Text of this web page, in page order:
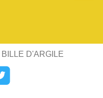
D'ARGILE